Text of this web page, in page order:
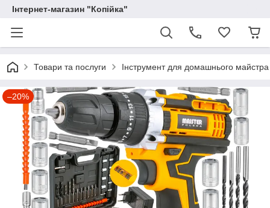
Інтернет-магазин "Копійка"
Товари та послуги Інструмент для домашнього майстра
–20%